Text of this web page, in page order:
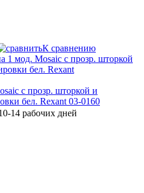
К сравнению
с прозр. шторкой и
бел. Rexant 03-0160
14 рабочих дней